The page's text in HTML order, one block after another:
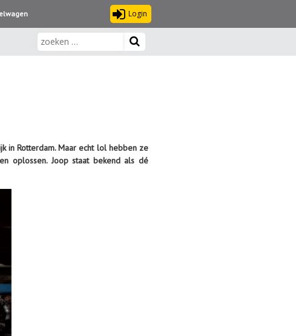
Login
in Rotterdam. Maar echt lol hebben ze
oplossen. Joop staat bekend als dé